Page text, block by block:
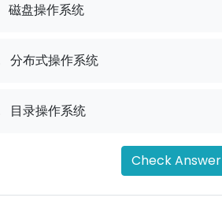
磁盘操作系统
分布式操作系统
目录操作系统
Check Answer